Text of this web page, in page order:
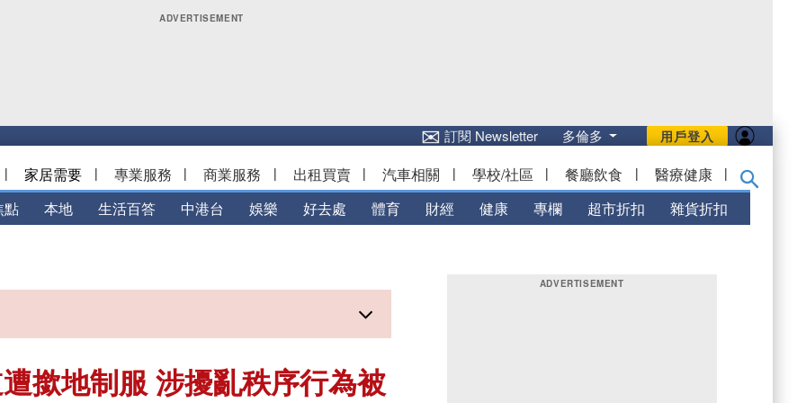
用戶登入
✉訂閱 Newsletter 多倫多
| 家居需要 | 專業服務 | 商業服務 | 出租買賣 | 汽車相關 | 學校/社區 | 餐廳飲食 | 醫療健康 |
點 本地 生活百答 中港台 娛樂 好去處 體育 財經 健康 專欄 超市折扣 雜貨折扣
撳地制服 涉擾亂秩序行為被